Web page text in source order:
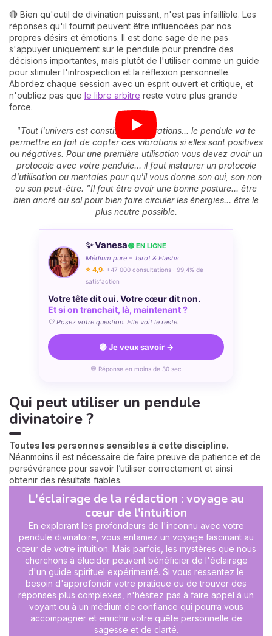
🔴 Bien qu'outil de divination puissant, n'est pas infaillible. Les
réponses qu'il fournit peuvent être influencées par nos
propres désirs et émotions. Il est donc sage de ne pas
s'appuyer uniquement sur le pendule pour prendre des
décisions importantes, mais plutôt de l'utiliser comme un guide
pour stimuler l'introspection et la réflexion personnelle.
Abordez chaque session avec un esprit ouvert et critique, et
n'oubliez pas que le libre arbitre reste votre plus grande
force.
"Tout l'univers est constitué de vibrations... le pendule va te
permettre en fait de capter ces vibrations si elles sont positives
ou négatives. Pour une première utilisation vous devez avoir un
protocole avec votre pendule... il faut instaurer un protocole
d'utilisation ou mentales pour qu'il vous donne son oui, son non
ou son peut-être. "Il faut être avoir une bonne posture... être
bien ancré au sol pour bien faire circuler les énergies... être le
plus neutre possible.
✨ Vanesa🟢 EN LIGNE
Médium pure – Tarot & Flashs
⭐ 4,9· +47 000 consultations · 99,4% de
satisfaction
Votre tête dit oui. Votre cœur dit non.
Et si on tranchait, là, maintenant ?
🤍 Posez votre question. Elle voit le reste.
🟣 Je veux savoir →
💬 Réponse en moins de 30 sec
Qui peut utiliser un pendule
divinatoire ?
Toutes les personnes sensibles à cette discipline.
Néanmoins il est nécessaire de faire preuve de patience et de
persévérance pour savoir l’utiliser correctement et ainsi
obtenir des résultats fiables.
L'éclairage de la rédaction : voyage au
cœur de l'intuition
En explorant les profondeurs de l'inconnu avec votre
pendule divinatoire, vous entamez un voyage fascinant au
cœur de votre intuition. Mais parfois, les mystères que nous
cherchons à élucider peuvent bénéficier de l'éclairage
d'un guide spirituel expérimenté. Si vous ressentez le
besoin d'approfondir votre pratique ou de trouver des
réponses plus complexes, n'hésitez pas à faire appel à un
voyant ou à un médium de confiance qui pourra vous
accompagner et enrichir votre quête personnelle de
sagesse et de clarté.